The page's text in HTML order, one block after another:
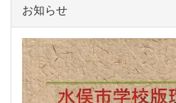
お知らせ